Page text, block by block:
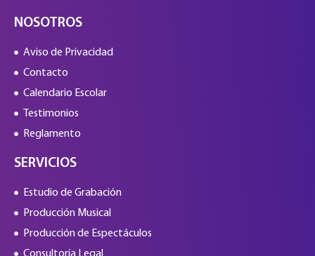
NOSOTROS
Aviso de Privacidad
Contacto
Calendario Escolar
Testimonios
Reglamento
SERVICIOS
Estudio de Grabación
Producción Musical
Producción de Espectáculos
Consultoría Legal